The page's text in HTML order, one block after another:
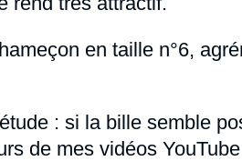
en taille n°6,
: si la bille semble
de mes vidéos